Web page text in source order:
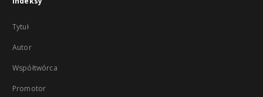
Tytuł
Autor
Współtwórca
Promotor